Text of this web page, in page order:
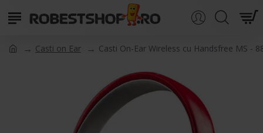
Casti on Ear Casti On-Ear Wireless cu Handsfree MS -